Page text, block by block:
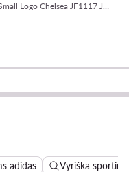
adidas Sportiniai šortai Essentials Small Logo Chelsea JF1117 Juoda Regular Fit
adidas Vyriška